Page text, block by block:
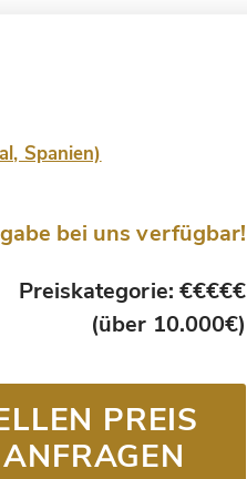
Spanien)
bei uns verfügbar!
Preiskategorie: €€€€€
(über 10.000€)
PREIS